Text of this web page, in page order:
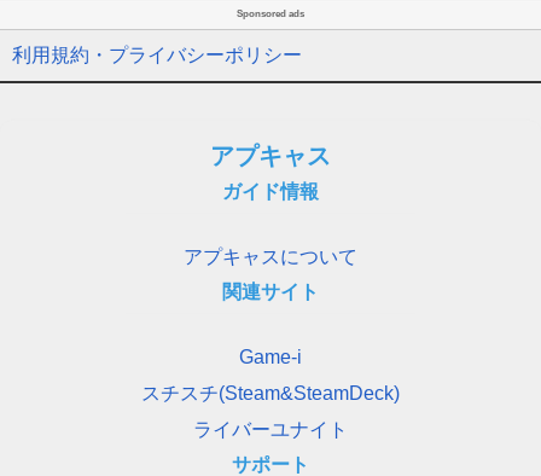
Sponsored ads
利用規約・プライバシーポリシー
アプキャス
ガイド情報
アプキャスについて
関連サイト
Game-i
スチスチ(Steam&SteamDeck)
ライバーユナイト
サポート